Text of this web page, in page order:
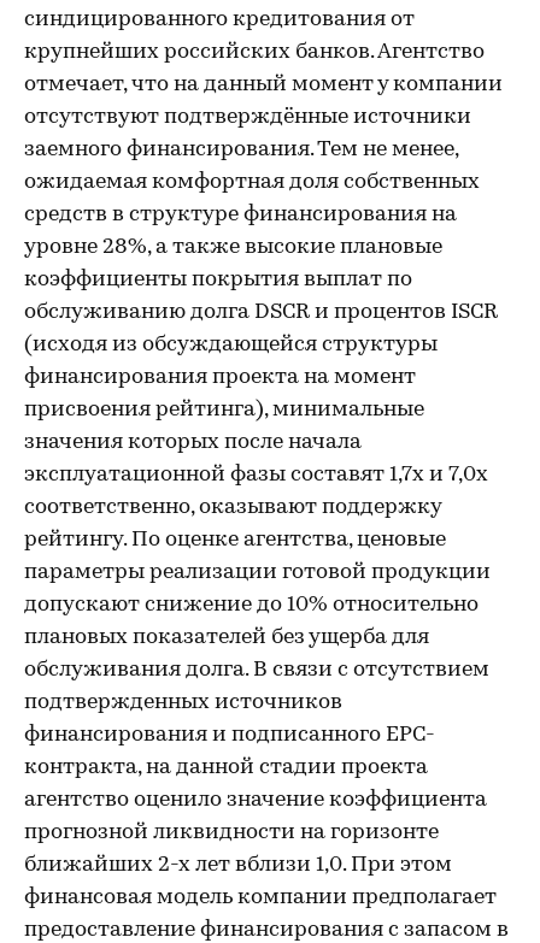
синдицированного кредитования от
крупнейших российских банков. Агентство
отмечает, что на данный момент у компании
отсутствуют подтверждённые источники
заемного финансирования. Тем не менее,
ожидаемая комфортная доля собственных
средств в структуре финансирования на
уровне 28%, а также высокие плановые
коэффициенты покрытия выплат по
обслуживанию долга DSCR и процентов ISCR
(исходя из обсуждающейся структуры
финансирования проекта на момент
присвоения рейтинга), минимальные
значения которых после начала
эксплуатационной фазы составят 1,7х и 7,0х
соответственно, оказывают поддержку
рейтингу. По оценке агентства, ценовые
параметры реализации готовой продукции
допускают снижение до 10% относительно
плановых показателей без ущерба для
обслуживания долга. В связи с отсутствием
подтвержденных источников
финансирования и подписанного EPC-
контракта, на данной стадии проекта
агентство оценило значение коэффициента
прогнозной ликвидности на горизонте
ближайших 2-х лет вблизи 1,0. При этом
финансовая модель компании предполагает
предоставление финансирования с запасом в